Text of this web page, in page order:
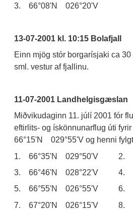
3. 66°08'N 026°20'V
13-07-2001 kl. 10:15 Bolafjall
Einn mjög stór borgarísjaki ca
sml. vestur af fjallinu.
11-07-2001 Landhelgisgæslan
Miðvikudaginn 11. júlí 2001 fór
eftirlits- og ískönnunarflug úti
66°15'N 029°55'V og henni
1. 66°35'N 029°50'V 2.
3. 66°46'N 028°22'V 4.
5. 66°55'N 026°55'V 6.
7. 67°20'N 026°15'V 8.